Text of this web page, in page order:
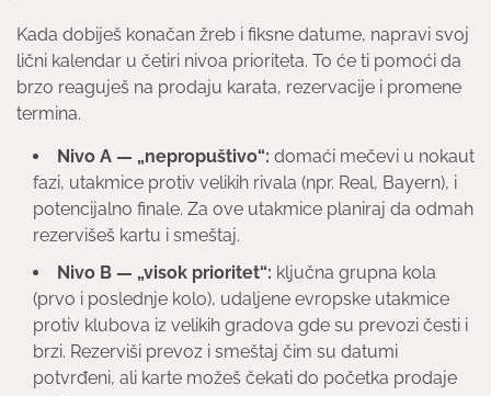
Kada dobiješ konačan žreb i fiksne datume, napravi svoj
lični kalendar u četiri nivoa prioriteta. To će ti pomoći da
brzo reaguješ na prodaju karata, rezervacije i promene
termina.
Nivo A — „nepropuštivo“: domaći mečevi u nokaut
fazi, utakmice protiv velikih rivala (npr. Real, Bayern), i
potencijalno finale. Za ove utakmice planiraj da odmah
rezervišeš kartu i smeštaj.
Nivo B — „visok prioritet“: ključna grupna kola
(prvo i poslednje kolo), udaljene evropske utakmice
protiv klubova iz velikih gradova gde su prevozi česti i
brzi. Rezerviši prevoz i smeštaj čim su datumi
potvrđeni, ali karte možeš čekati do početka prodaje